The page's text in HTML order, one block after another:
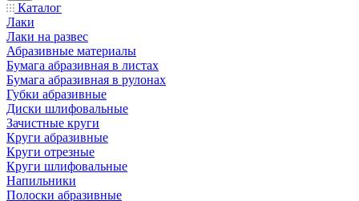
Каталог
Лаки
Лаки на развес
Абразивные материалы
Бумага абразивная в листах
Бумага абразивная в рулонах
Губки абразивные
Диски шлифовальные
Зачистные круги
Круги абразивные
Круги отрезные
Круги шлифовальные
Напильники
Полоски абразивные